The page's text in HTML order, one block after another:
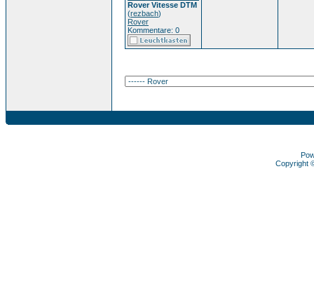
Rover Vitesse DTM
(rezbach)
Rover
Kommentare: 0
Copyright